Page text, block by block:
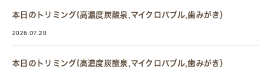
本日のトリミング(高濃度炭酸泉,マイクロバブル,歯みがき）
2026.07.28
本日のトリミング(高濃度炭酸泉,マイクロバブル,歯みがき）